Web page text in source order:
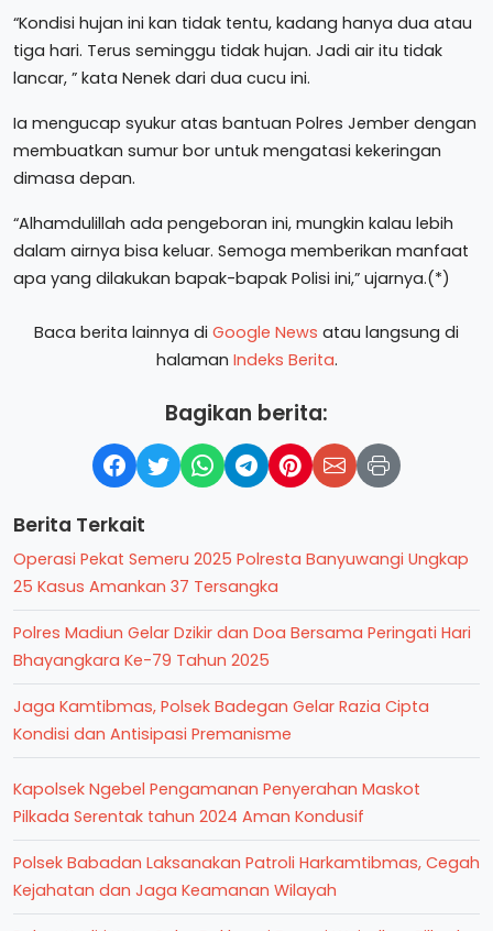
“Kondisi hujan ini kan tidak tentu, kadang hanya dua atau
tiga hari. Terus seminggu tidak hujan. Jadi air itu tidak
lancar, ” kata Nenek dari dua cucu ini.
Ia mengucap syukur atas bantuan Polres Jember dengan
membuatkan sumur bor untuk mengatasi kekeringan
dimasa depan.
“Alhamdulillah ada pengeboran ini, mungkin kalau lebih
dalam airnya bisa keluar. Semoga memberikan manfaat
apa yang dilakukan bapak-bapak Polisi ini,” ujarnya.(*)
Baca berita lainnya di Google News atau langsung di
halaman Indeks Berita.
Bagikan berita:
Berita Terkait
Operasi Pekat Semeru 2025 Polresta Banyuwangi Ungkap
25 Kasus Amankan 37 Tersangka
Polres Madiun Gelar Dzikir dan Doa Bersama Peringati Hari
Bhayangkara Ke-79 Tahun 2025
Jaga Kamtibmas, Polsek Badegan Gelar Razia Cipta
Kondisi dan Antisipasi Premanisme
Kapolsek Ngebel Pengamanan Penyerahan Maskot
Pilkada Serentak tahun 2024 Aman Kondusif
Polsek Babadan Laksanakan Patroli Harkamtibmas, Cegah
Kejahatan dan Jaga Keamanan Wilayah